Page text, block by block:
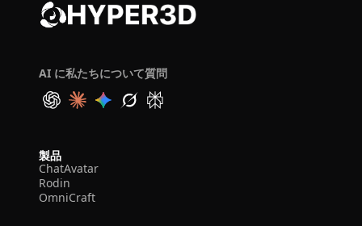
AI に私たちについて質問
製品
ChatAvatar
Rodin
OmniCraft